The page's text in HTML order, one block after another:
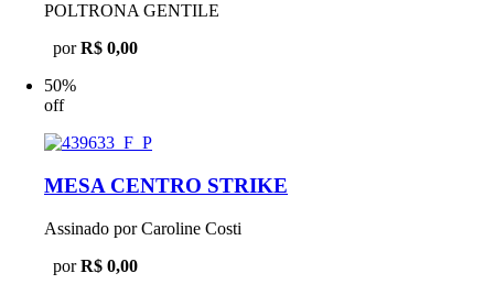
POLTRONA GENTILE
porR$ 0,00
50%
off
MESA CENTRO STRIKE
Assinado por Caroline Costi
porR$ 0,00